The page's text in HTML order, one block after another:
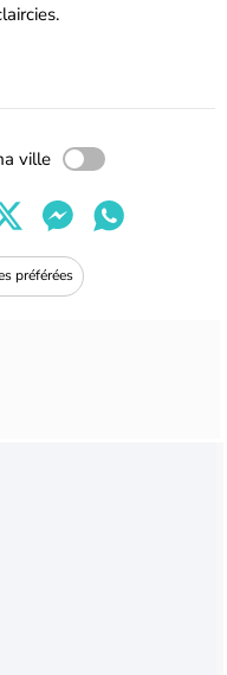
ville
préférées